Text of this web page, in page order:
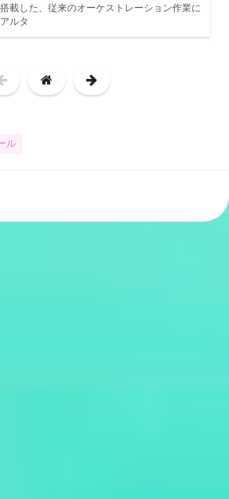
載した、従来のオーケストレーション作業に
ルタ
ル